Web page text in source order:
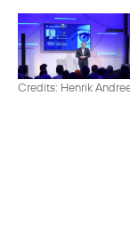
Credits: Henrik